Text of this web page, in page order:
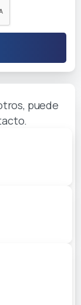
puede